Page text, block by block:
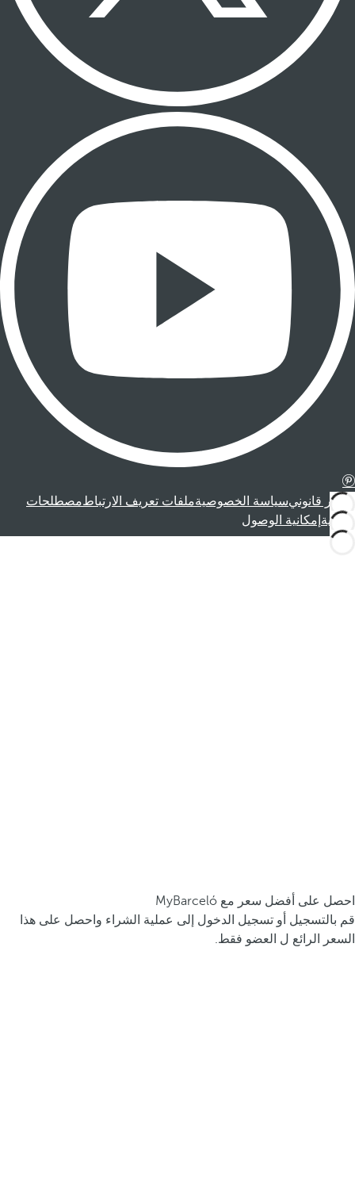
إشعار قانونيسياسة الخصوصيةملفات تعريف الارتباطمصطلحات
قانونية إمكانية الوصول
احصل على أفضل سعر مع MyBarceló
قم بالتسجيل أو تسجيل الدخول إلى عملية الشراء واحصل على هذا
السعر الرائع ل العضو فقط.